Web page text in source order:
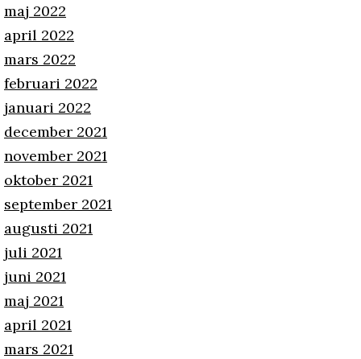
maj 2022
april 2022
mars 2022
februari 2022
januari 2022
december 2021
november 2021
oktober 2021
september 2021
augusti 2021
juli 2021
juni 2021
maj 2021
april 2021
mars 2021